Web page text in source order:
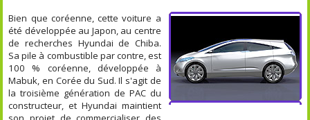
Bien que coréenne, cette voiture a
été développée au Japon, au centre
de recherches Hyundai de Chiba.
Sa pile à combustible par contre, est
100 % coréenne, développée à
Mabuk, en Corée du Sud. Il s'agit de
la troisième génération de PAC du
constructeur, et Hyundai maintient